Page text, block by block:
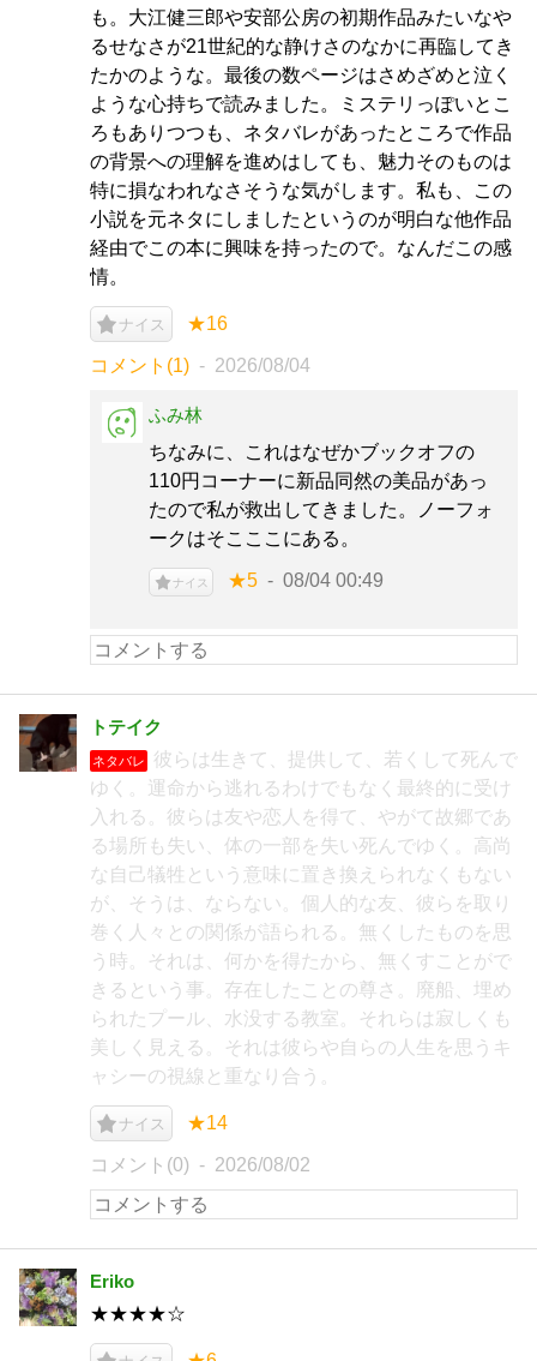
も。大江健三郎や安部公房の初期作品みたいなや
るせなさが21世紀的な静けさのなかに再臨してき
たかのような。最後の数ページはさめざめと泣く
ような心持ちで読みました。ミステリっぽいとこ
ろもありつつも、ネタバレがあったところで作品
の背景への理解を進めはしても、魅力そのものは
特に損なわれなさそうな気がします。私も、この
小説を元ネタにしましたというのが明白な他作品
経由でこの本に興味を持ったので。なんだこの感
情。
ナイス ★16
コメント(1) 2026/08/04
ふみ林
ちなみに、これはなぜかブックオフの
110円コーナーに新品同然の美品があっ
たので私が救出してきました。ノーフォ
ークはそこここにある。
ナイス ★5 08/04 00:49
トテイク
ネタバレ
彼らは生きて、提供して、若くして死んで
ゆく。運命から逃れるわけでもなく最終的に受け
入れる。彼らは友や恋人を得て、やがて故郷であ
る場所も失い、体の一部を失い死んでゆく。高尚
な自己犠牲という意味に置き換えられなくもない
が、そうは、ならない。個人的な友、彼らを取り
巻く人々との関係が語られる。無くしたものを思
う時。それは、何かを得たから、無くすことがで
きるという事。存在したことの尊さ。廃船、埋め
られたプール、水没する教室。それらは寂しくも
美しく見える。それは彼らや自らの人生を思うキ
ャシーの視線と重なり合う。
ナイス ★14
コメント(0) 2026/08/02
Eriko
★★★★☆